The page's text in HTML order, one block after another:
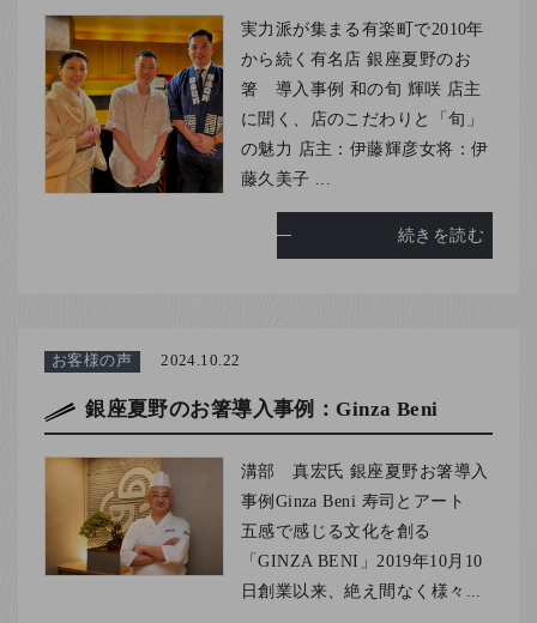
実力派が集まる有楽町で2010年
から続く有名店 銀座夏野のお
箸 導入事例 和の旬 輝咲 店主
に聞く、店のこだわりと「旬」
の魅力 店主：伊藤輝彦女将：伊
藤久美子 ...
続きを読む
お客様の声 2024.10.22
銀座夏野のお箸導入事例：Ginza Beni
溝部 真宏氏 銀座夏野お箸導入
事例Ginza Beni 寿司とアート
五感で感じる文化を創る
「GINZA BENI」2019年10月10
日創業以来、絶え間なく様々...